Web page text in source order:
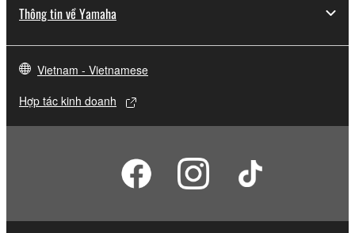
Thông tin về Yamaha
Vietnam - Vietnamese
Hợp tác kinh doanh